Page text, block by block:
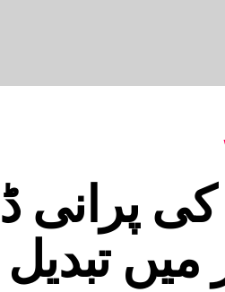
میں تبدیل